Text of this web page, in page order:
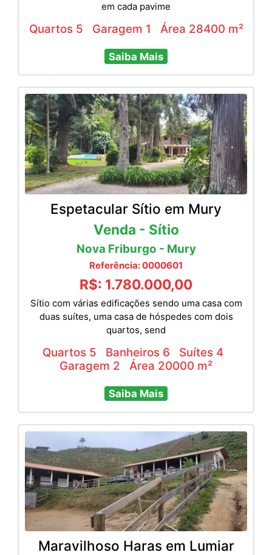
em cada pavime
Quartos 5 Garagem 1 Área 28400 m²
Saiba Mais
Espetacular Sítio em Mury
Venda - Sítio
Nova Friburgo - Mury
Referência: 0000601
R$: 1.780.000,00
Sítio com várias edificações sendo uma casa com
duas suítes, uma casa de hóspedes com dois
quartos, send
Quartos 5 Banheiros 6 Suítes 4
Garagem 2 Área 20000 m²
Saiba Mais
Maravilhoso Haras em Lumiar